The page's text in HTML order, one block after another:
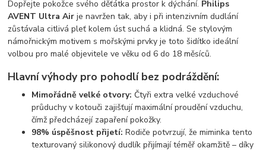
Dopřejte pokožce svého děťátka prostor k dýchání. Philips
AVENT Ultra Air je navržen tak, aby i při intenzivním dudlání
zůstávala citlivá pleť kolem úst suchá a klidná. Se stylovým
námořnickým motivem s mořskými prvky je toto šidítko ideální
volbou pro malé objevitele ve věku od 6 do 18 měsíců.
Hlavní výhody pro pohodlí bez podráždění:
Mimořádně velké otvory: Čtyři extra velké vzduchové
průduchy v kotouči zajišťují maximální proudění vzduchu,
čímž předcházejí zapaření pokožky.
98% úspěšnost přijetí: Rodiče potvrzují, že miminka tento
texturovaný silikonový dudlík přijímají téměř okamžitě – díky